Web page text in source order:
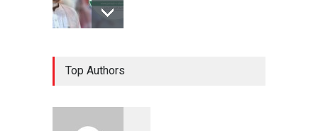
Top Authors